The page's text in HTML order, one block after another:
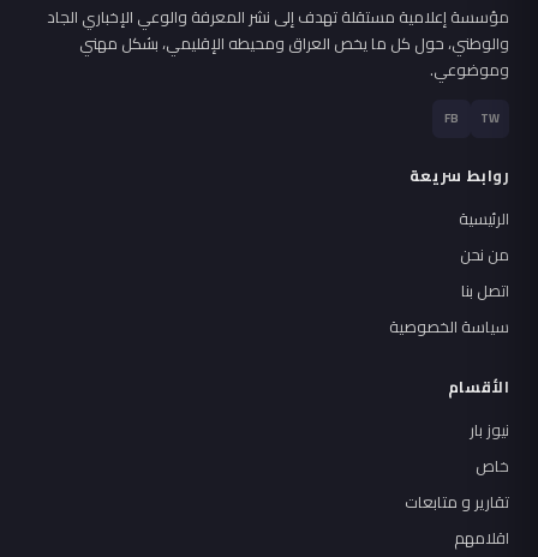
مؤسسة إعلامية مستقلة تهدف إلى نشر المعرفة والوعي الإخباري الجاد
والوطني، حول كل ما يخص العراق ومحيطه الإقليمي، بشكل مهني
وموضوعي.
TW
FB
روابط سريعة
الرئيسية
من نحن
اتصل بنا
سياسة الخصوصية
الأقسام
نيوز بار
خاص
تقارير و متابعات
اقلامهم